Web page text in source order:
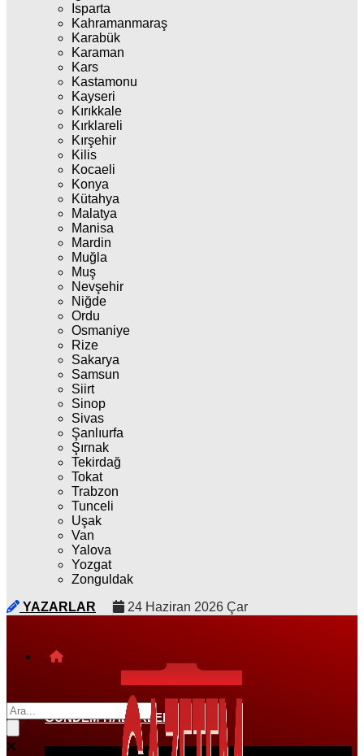
Isparta
Kahramanmaraş
Karabük
Karaman
Kars
Kastamonu
Kayseri
Kırıkkale
Kırklareli
Kırşehir
Kilis
Kocaeli
Konya
Kütahya
Malatya
Manisa
Mardin
Muğla
Muş
Nevşehir
Niğde
Ordu
Osmaniye
Rize
Sakarya
Samsun
Siirt
Sinop
Sivas
Şanlıurfa
Şırnak
Tekirdağ
Tokat
Trabzon
Tunceli
Uşak
Van
Yalova
Yozgat
Zonguldak
YAZARLAR
24 Haziran 2026 Çar
GÜNDEM HABERLERI